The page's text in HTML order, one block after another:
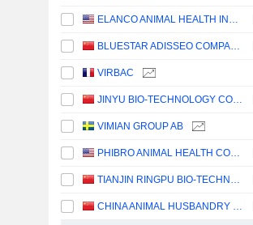
ELANCO ANIMAL HEALTH INCORPORATED
BLUESTAR ADISSEO COMPANY
VIRBAC
JINYU BIO-TECHNOLOGY CO., LTD.
VIMIAN GROUP AB
PHIBRO ANIMAL HEALTH CORPORATION
TIANJIN RINGPU BIO-TECHNOLOGY CO.,LTD.
CHINA ANIMAL HUSBANDRY INDUSTRY CO., LTD.